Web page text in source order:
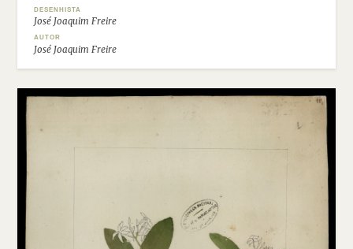
DESENHISTA
José Joaquim Freire
AUTOR
José Joaquim Freire